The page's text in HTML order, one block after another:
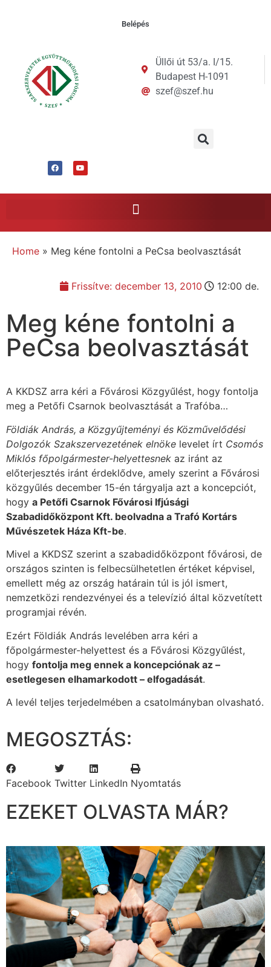
Belépés
Üllői út 53/a. I/15.
Budapest H-1091
szef@szef.hu
Home » Meg kéne fontolni a PeCsa beolvasztását
Frissítve: december 13, 2010 12:00 de.
Meg kéne fontolni a
PeCsa beolvasztását
A KKDSZ arra kéri a Fővárosi Közgyűlést, hogy fontolja
meg a Petőfi Csarnok beolvasztását a Trafóba…
Földiák András, a Közgyűjteményi és Közművelődési
Dolgozók Szakszervezetének elnöke levelet írt Csomós
Miklós főpolgármester-helyettesnek az iránt az
előterjesztés iránt érdeklődve, amely szerint a Fővárosi
közgyűlés december 15-én tárgyalja azt a koncepciót,
hogy a Petőfi Csarnok Fővárosi Ifjúsági
Szabadidőközpont Kft. beolvadna a Trafó Kortárs
Művészetek Háza Kft-be.
Mivel a KKDSZ szerint a szabadidőközpont fővárosi, de
országos szinten is felbecsülhetetlen értéket képvisel,
emellett még az ország határain túl is jól ismert,
nemzetközi rendezvényei és a televízió által közvetített
programjai révén.
Ezért Földiák András levelében arra kéri a
főpolgármester-helyettest és a Fővárosi Közgyűlést,
hogy fontolja meg ennek a koncepciónak az –
esetlegesen elhamarkodott – elfogadását.
A levél teljes terjedelmében a csatolmányban olvasható.
MEGOSZTÁS:
Facebook Twitter LinkedIn Nyomtatás
EZEKET OLVASTA MÁR?